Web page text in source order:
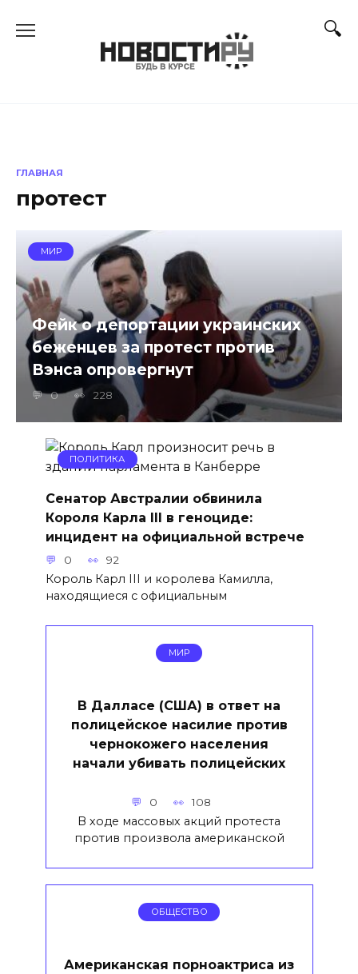
ГЛАВНАЯ
протест
МИР
Фейк о депортации украинских
беженцев за протест против
Вэнса опровергнут
0 228
ПОЛИТИКА
Сенатор Австралии обвинила
Короля Карла III в геноциде:
инцидент на официальной встрече
0 92
Король Карл III и королева Камилла,
находящиеся с официальным
МИР
В Далласе (США) в ответ на
полицейское насилие против
чернокожего населения
начали убивать полицейских
0 108
В ходе массовых акций протеста
против произвола американской
ОБЩЕСТВО
Американская порноактриса из